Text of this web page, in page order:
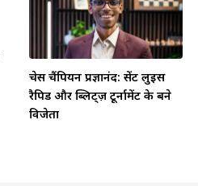
चेस चैंपियन प्रज्ञानंद: सेंट लुइस
रैपिड और ब्लिट्ज़ टूर्नामेंट के बने
विजेता